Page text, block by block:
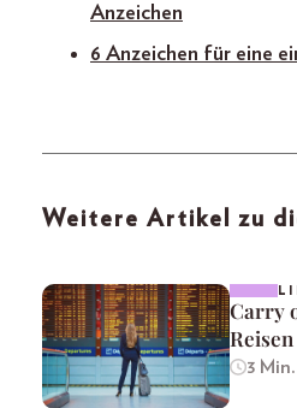
Anzeichen
6 Anzeichen für eine
Weitere Artikel zu
Carry
3 Min.